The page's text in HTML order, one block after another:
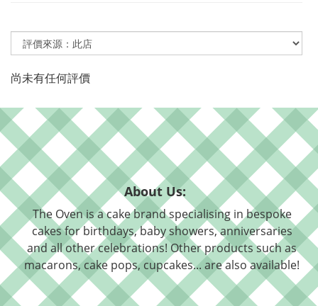
尚未有任何評價
About Us:
The Oven is a cake brand specialising in bespoke
cakes for birthdays, baby showers, anniversaries
and all other celebrations! Other products such as
macarons, cake pops, cupcakes... are also available!